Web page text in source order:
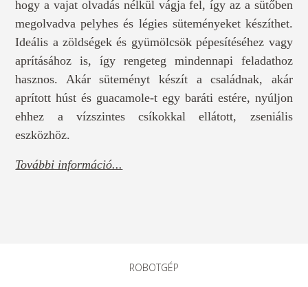
hogy a vajat olvadás nélkül vágja fel, így az a sütőben
megolvadva pelyhes és légies süteményeket készíthet.
Ideális a zöldségek és gyümölcsök pépesítéséhez vagy
aprításához is, így rengeteg mindennapi feladathoz
hasznos. Akár süteményt készít a családnak, akár
aprított húst és guacamole-t egy baráti estére, nyúljon
ehhez a vízszintes csíkokkal ellátott, zseniális
eszközhöz.
További információ...
ROBOTGÉP